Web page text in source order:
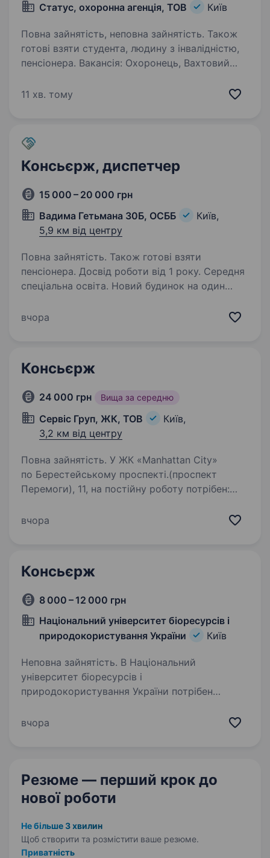
Статус, охоронна агенція, ТОВ Київ
Повна зайнятість, неповна зайнятість. Також
готові взяти студента, людину з інвалідністю,
пенсіонера. Вакансія: Охоронець, Вахтовий
з області до місця робота. Місце роботи: Київ,
кандидатів на посаду…
11 хв. тому
Консьєрж, диспетчер
15 000 – 20 000 грн
Вадима Гетьмана 30Б, ОСББ
Київ,
5,9 км від центру
Повна зайнятість. Також готові взяти
пенсіонера. Досвід роботи від 1 року. Середня
спеціальна освіта. Новий будинок на один
на роботу консьєржа-диспетчера.
вчора
Консьєрж
24 000 грн Вища за середню
Сервіс Груп, ЖК, ТОВ
Київ,
3,2 км від центру
Повна зайнятість. У ЖК «Manhattan City»
по Берестейському проспекті.(проспект
Перемоги), 11, на постійну роботу потрібен:
до житлового комплексу; підтримання
вчора
Консьєрж
8 000 – 12 000 грн
Національний університет біоресурсів і
природокористування України
Київ
Неповна зайнятість. В Національний
університет біоресурсів і
природокористування України потрібен
працевлаштування звертайтесь за телефоном.
вчора
Резюме — перший крок до
нової роботи
Не більше 3 хвилин
Щоб створити та розмістити ваше резюме.
Приватність